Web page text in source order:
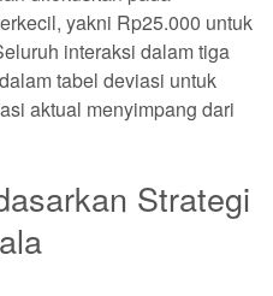
yakni Rp25.000 untuk
interaksi dalam tiga
tabel deviasi untuk
aktual menyimpang dari
Strategi